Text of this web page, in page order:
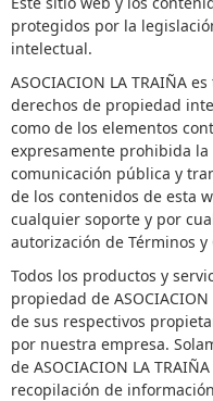
protegidos por la
intelectual.
ASOCIACION LA TRAIÑA
derechos de propiedad
como de los elementos
expresamente prohibida
comunicación pública y
de los contenidos de esta
cualquier soporte y por
autorización de Términos y
Todos los productos y
propiedad de
de sus respectivos
por nuestra empresa.
de ASOCIACION LA
recopilación de